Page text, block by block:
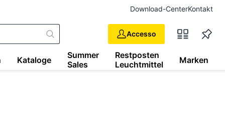
Download-CenterKontakt
Accesso
Kataloge
Summer
Sales
Restposten
Leuchtmittel
Marken